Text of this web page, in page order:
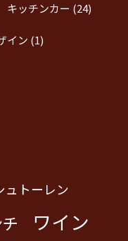
キッチンカー (24)
イン (1)
ュトーレン
ワイン